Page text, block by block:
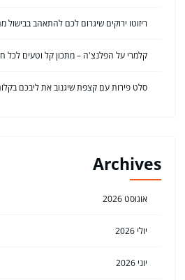
ריזוטו ירוקים שיגרום לכם להתאהב בבישול
קלמרי על הפלנצ'ה – מתכון קל וטעים לכל
סלט פירות עם קצפת שיגנוב את ליבכם
Archives
אוגוסט 2026
יולי 2026
יוני 2026